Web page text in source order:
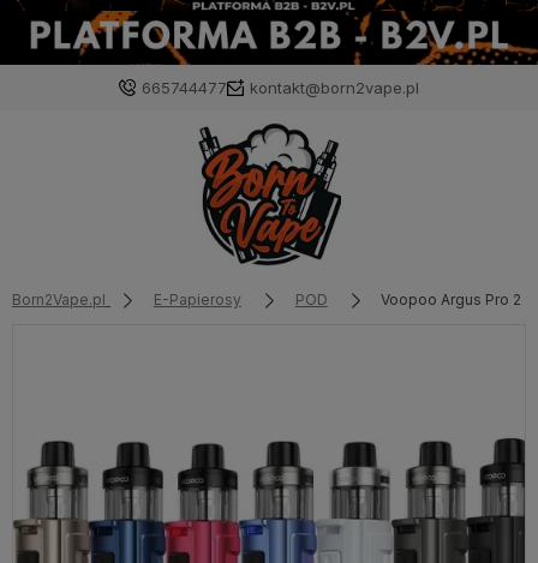
665744477 kontakt@born2vape.pl
Born2Vape.pl E-Papierosy POD Voopoo Argus Pro 2